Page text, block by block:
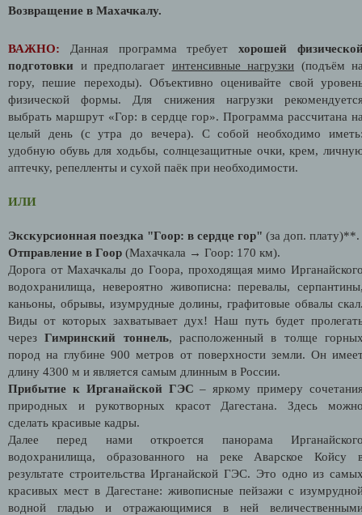
Возвращение в Махачкалу.
ВАЖНО: Данная программа требуетхорошей
подготовки и предполагает интенсивные нагрузки (подъём
гору, пешие переходы). Объективно оценивайте свой
физической формы. Для снижения нагрузки
выбрать маршрут «Гор: в сердце гор». Программа рассчитана
целый день (с утра до вечера). С собой необходимо
удобную обувь для ходьбы, солнцезащитные очки, крем,
аптечку, репелленты и сухой паёк при необходимости.
ИЛИ
Экскурсионная поездка "Гоор: в сердце гор" (за доп. плату)**.
Отправление в Гоор (Махачкала → Гоор: 170 км).
Дорога от Махачкалы до Гоора, проходящая мимо
водохранилища, невероятно живописна: перевалы,
каньоны, обрывы, изумрудные долины, графитовые обвалы
Виды от которых захватывает дух! Наш путь будет
через Гимринский тоннель, расположенный в толще
пород на глубине 900 метров от поверхности земли. Он
длину 4300 м и является самым длинным в России.
Прибытие к Ирганайской ГЭС – яркому примеру
природных и рукотворных красот Дагестана. Здесь
сделать красивые кадры.
Далее перед нами откроется панорама
водохранилища, образованного на реке Аварское Койсу
результате строительства Ирганайской ГЭС. Это одно из
красивых мест в Дагестане: живописные пейзажи с
водной гладью и отражающимися в ней